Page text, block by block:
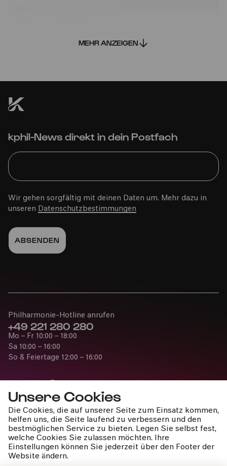
Unsere Cookies
Die Cookies, die auf unserer Seite zum Einsatz kommen,
helfen uns, die Seite laufend zu verbessern und den
bestmöglichen Service zu bieten. Legen Sie selbst fest,
welche Cookies Sie zulassen möchten. Ihre
Einstellungen können Sie jederzeit über den Footer der
Website ändern.
Bürgerzentrum Ehrenfeld (BüzE)
PhilharmonieVeedel Pänz
19.04.2026
16:00
COMEDIA Theater
PhilharmonieVeedel Pänz
»Şenglo menglo qaliçenglo«
ABGESAGT
So
19.04.2026
14:00
MEHR ANZEIGEN
kphil-News direkt in dein Postfach
Wir gehen sorgfältig mit deinen Daten um. Mehr dazu in
unseren Datenschutzbestimmungen
Presse
Jobs
News
Kontakt
Widerruf einreichen
Philharmonie-Hotline anrufen
+49 221 280 280
Mo – Fr 10:00 – 18:00
Sa 10:00 – 16:00
So & Feiertage 12:00 – 16:00